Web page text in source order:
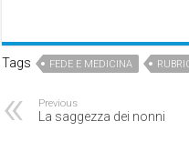
Tags FEDE E MEDICINA
Previous
La saggezza dei nonni